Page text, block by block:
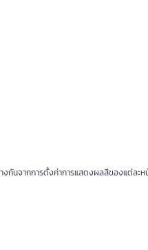
นจากการตั้งค่าการแสดงผลสีของแต่ละห